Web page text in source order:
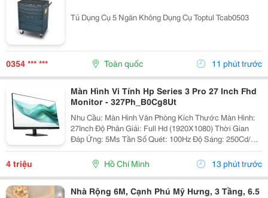
Tủ Dụng Cụ 5 Ngăn Không Dụng Cụ Toptul Tcab0503
0354 *** *** Toàn quốc 11 phút trước
Màn Hình Vi Tính Hp Series 3 Pro 27 Inch Fhd
Monitor - 327Ph_B0Cg8Ut
Nhu Cầu: Màn Hình Văn Phòng Kích Thước Màn Hình:
27Inch Độ Phân Giải: Full Hd (1920X1080) Thời Gian
Đáp Ứng: 5Ms Tần Số Quét: 100Hz Độ Sáng: 250Cd/M2
Công Ty Tnhh Tm Dv Hợp Thành Thịnh 406/55 Cộng
Hòa, P. Tân...
4 triệu Hồ Chí Minh 13 phút trước
Nhà Rộng 6M, Cạnh Phú Mỹ Hưng, 3 Tầng, 6.5